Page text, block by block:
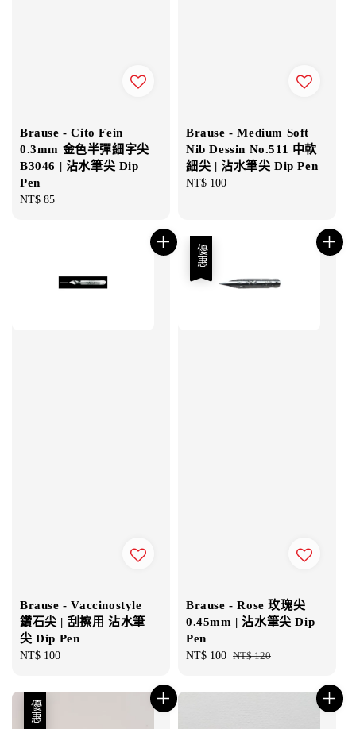
Brause - Cito Fein
0.3mm 金色半彈細字尖
B3046 | 沾水筆尖 Dip
Pen
Regular
NT$ 85
Brause - Medium Soft
Nib Dessin No.511 中軟
細尖 | 沾水筆尖 Dip Pen
Regular
NT$ 100
Brause - Vaccinostyle
鑽石尖 | 刮擦用 沾水筆
尖 Dip Pen
Regular
NT$ 100
優惠
Brause - Rose 玫瑰尖
0.45mm | 沾水筆尖 Dip
Pen
Sale
NT$ 100 Regular
NT$ 120
優惠